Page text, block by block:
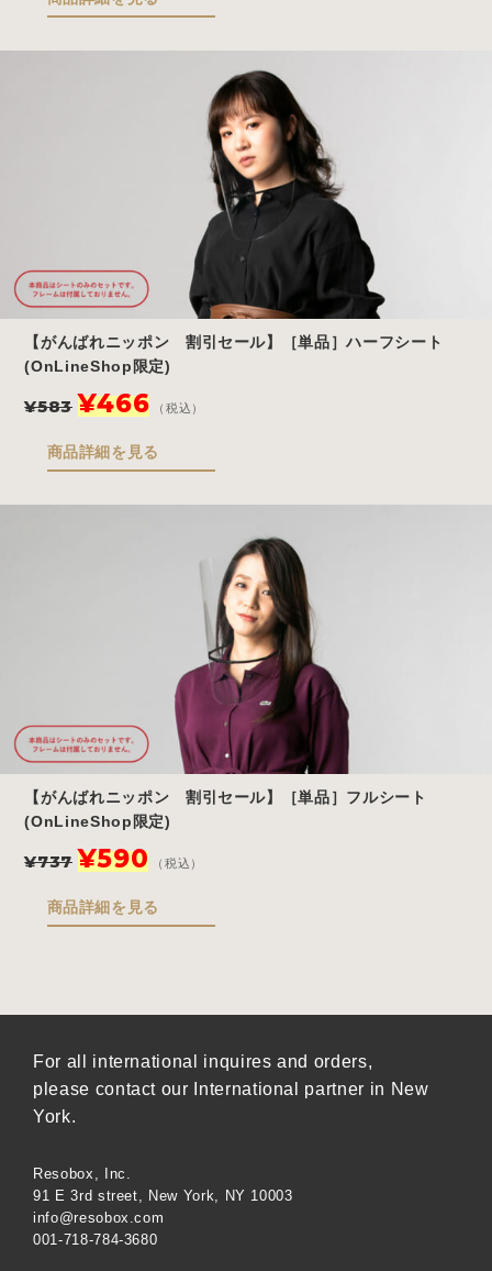
格
は
価
格
¥1,320
す。
【がんばれニッポン 割引セール】［単品］ハーフシート
(OnLineShop限定)
¥583
元
の
価
格
は
¥466現
在
の
価
格
（税込）
商品詳細を見る
【がんばれニッポン 割引セール】［単品］フルシート
(OnLineShop限定)
¥737
元
の
価
格
た。
¥590現
在
の
価
す。
（税込）
商品詳細を見る
For all international inquires and orders,
please contact our International partner in New
York.
Resobox, Inc.
91 E 3rd street, New York, NY 10003
info@resobox.com
001-718-784-3680